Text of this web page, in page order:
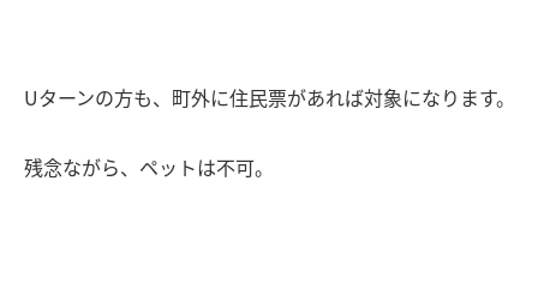
Uターンの方も、町外に住民票があれば対象になります。
残念ながら、ペットは不可。